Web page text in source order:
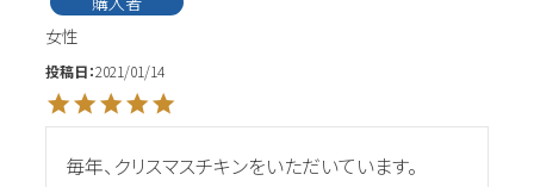
女性
投稿日 2021/01/14
毎年、クリスマスチキンをいただいています。